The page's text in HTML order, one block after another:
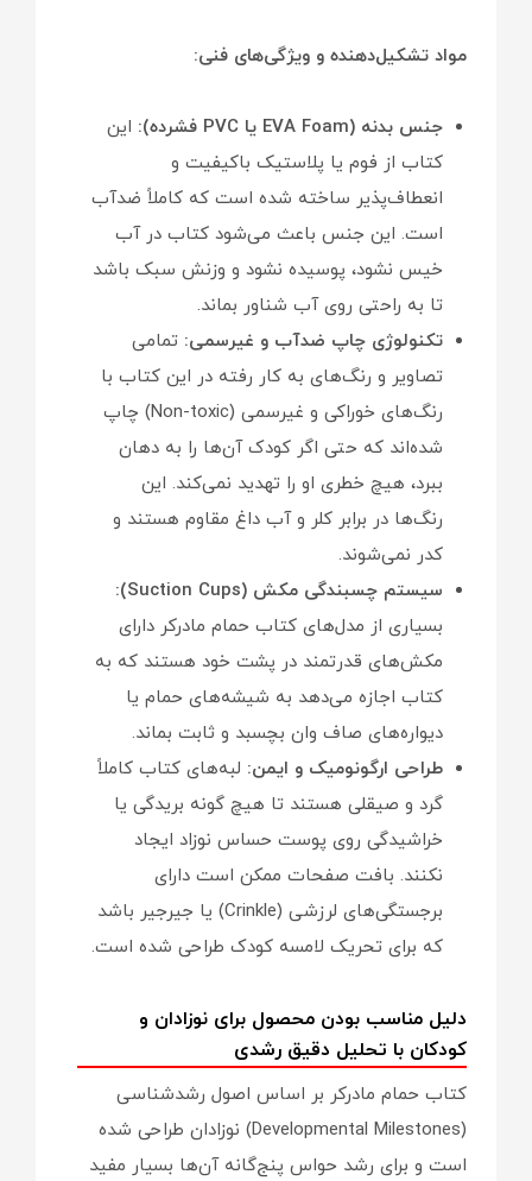
مواد تشکیل‌دهنده و ویژگی‌های فنی:
جنس بدنه (EVA Foam یا PVC فشرده):
این
کتاب از فوم یا پلاستیک باکیفیت و
انعطاف‌پذیر ساخته شده است که کاملاً ضدآب
است. این جنس باعث می‌شود کتاب در آب
خیس نشود، پوسیده نشود و وزنش سبک باشد
تا به راحتی روی آب شناور بماند.
تکنولوژی چاپ ضدآب و غیرسمی: تمامی
تصاویر و رنگ‌های به کار رفته در این کتاب با
رنگ‌های خوراکی و غیرسمی (Non-toxic) چاپ
شده‌اند که حتی اگر کودک آن‌ها را به دهان
ببرد، هیچ خطری او را تهدید نمی‌کند. این
رنگ‌ها در برابر کلر و آب داغ مقاوم هستند و
کدر نمی‌شوند.
سیستم چسبندگی مکش (Suction Cups):
بسیاری از مدل‌های کتاب حمام مادرکر دارای
مکش‌های قدرتمند در پشت خود هستند که به
کتاب اجازه می‌دهد به شیشه‌های حمام یا
دیواره‌های صاف وان بچسبد و ثابت بماند.
طراحی ارگونومیک و ایمن: لبه‌های کتاب کاملاً
گرد و صیقلی هستند تا هیچ گونه بریدگی یا
خراشیدگی روی پوست حساس نوزاد ایجاد
نکنند. بافت صفحات ممکن است دارای
برجستگی‌های لرزشی (Crinkle) یا جیرجیر باشد
که برای تحریک لامسه کودک طراحی شده است.
دلیل مناسب بودن محصول برای نوزادان و
کودکان با تحلیل دقیق رشدی
کتاب حمام مادرکر بر اساس اصول رشدشناسی
(Developmental Milestones) نوزادان طراحی شده
است و برای رشد حواس پنج‌گانه آن‌ها بسیار مفید